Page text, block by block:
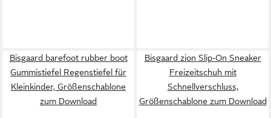
Bisgaard barefoot rubber boot
Gummistiefel Regenstiefel für
Kleinkinder, Größenschablone
zum Download
Bisgaard zion Slip-On Sneaker
Freizeitschuh mit
Schnellverschluss,
Größenschablone zum Download